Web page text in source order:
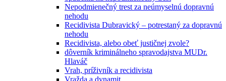
Nepodmienečný trest za neúmyselnú dopravnú
nehodu
Recidivista Dubravický – potrestaný za dopravnú
nehodu
Recidivista, alebo obeť justičnej zvole?
dôverník kriminálneho spravodajstva MUDr.
Hlaváč
Vrah, príživník a recidivista
Vražda a dynamit